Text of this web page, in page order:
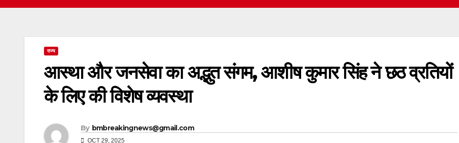
राज्य
आस्था और जनसेवा का अद्भुत संगम, आशीष कुमार सिंह ने छठ व्रतियों
के लिए की विशेष व्यवस्था
By bmbreakingnews@gmail.com
OCT 29, 2025